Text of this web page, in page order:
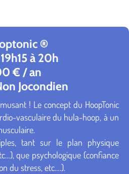
®
à 20h
€ / an
Jocondien
! Le concept du HoopTonic
vasculaire du hula-hoop, à un
tant sur le plan physique
que psychologique (confiance
du stress, etc….).